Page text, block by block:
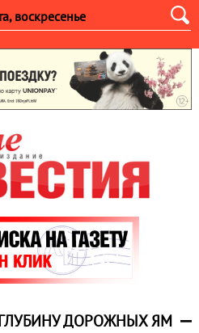
воскресенье
ДОРОЖНЫХ ЯМ